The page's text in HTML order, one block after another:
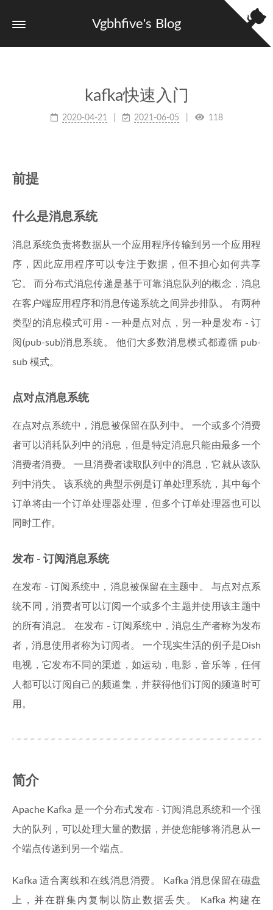
Vgbhfive's Blog
kafka快速入门
2020-04-21 2021-06-05 118
前提
什么是消息系统
消息系统负责将数据从一个应用程序传输到另一个应用程
序，因此应用程序可以专注于数据，但不担心如何共享
它。 而分布式消息传递是基于可靠消息队列的概念，消息
在客户端应用程序和消息传递系统之间异步排队。 有两种
类型的消息模式可用 - 一种是点对点，另一种是发布 - 订
阅(pub-sub)消息系统。 他们大多数消息模式都遵循 pub-
sub 模式。
点对点消息系统
在点对点系统中，消息被保留在队列中。 一个或多个消费
者可以消耗队列中的消息，但是特定消息只能由最多一个
消费者消费。 一旦消费者读取队列中的消息，它就从该队
列中消失。 该系统的典型示例是订单处理系统，其中每个
订单将由一个订单处理器处理，但多个订单处理器也可以
同时工作。
发布 - 订阅消息系统
在发布 - 订阅系统中，消息被保留在主题中。 与点对点系
统不同，消费者可以订阅一个或多个主题并使用该主题中
的所有消息。 在发布 - 订阅系统中，消息生产者称为发布
者，消息使用者称为订阅者。 一个现实生活的例子是Dish
电视，它发布不同的渠道，如运动，电影，音乐等，任何
人都可以订阅自己的频道集，并获得他们订阅的频道时可
用。
简介
Apache Kafka 是一个分布式发布 - 订阅消息系统和一个强
大的队列，可以处理大量的数据，并使您能够将消息从一
个端点传递到另一个端点。
Kafka 适合离线和在线消息消费。 Kafka 消息保留在磁盘
上，并在群集内复制以防止数据丢失。 Kafka 构建在